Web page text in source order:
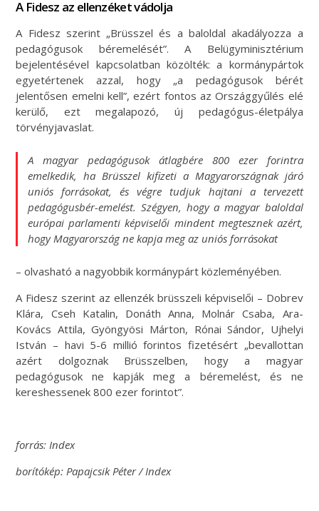
A Fidesz az ellenzéket vádolja
A Fidesz szerint „Brüsszel és a baloldal akadályozza a
pedagógusok béremelését”. A Belügyminisztérium
bejelentésével kapcsolatban közölték: a kormánypártok
egyetértenek azzal, hogy „a pedagógusok bérét
jelentősen emelni kell”, ezért fontos az Országgyűlés elé
kerülő, ezt megalapozó, új pedagógus-életpálya
törvényjavaslat.
A magyar pedagógusok átlagbére 800 ezer forintra
emelkedik, ha Brüsszel kifizeti a Magyarországnak járó
uniós forrásokat, és végre tudjuk hajtani a tervezett
pedagógusbér-emelést. Szégyen, hogy a magyar baloldal
európai parlamenti képviselői mindent megtesznek azért,
hogy Magyarország ne kapja meg az uniós forrásokat
– olvasható a nagyobbik kormánypárt közleményében.
A Fidesz szerint az ellenzék brüsszeli képviselői – Dobrev
Klára, Cseh Katalin, Donáth Anna, Molnár Csaba, Ara-
Kovács Attila, Gyöngyösi Márton, Rónai Sándor, Ujhelyi
István – havi 5-6 millió forintos fizetésért „bevallottan
azért dolgoznak Brüsszelben, hogy a magyar
pedagógusok ne kapják meg a béremelést, és ne
kereshessenek 800 ezer forintot”.
forrás: Index
borítókép: Papajcsik Péter / Index